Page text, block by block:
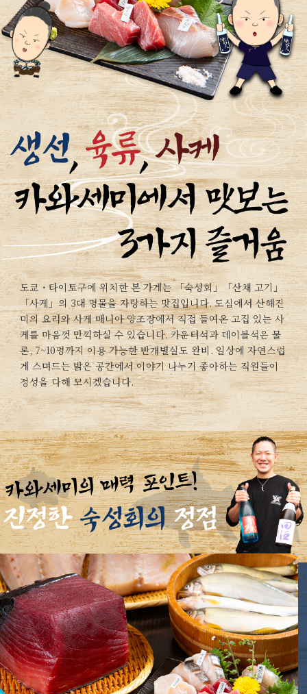
도쿄・타이토구에 위치한 본 가게는 「숙성회」「산채 고기」
「사케」의 3대 명물을 자랑하는 맛집입니다. 도심에서 산해진
미의 요리와 사케 매니아 양조장에서 직접 들여온 고집 있는 사
케를 마음껏 만끽하실 수 있습니다. 카운터석과 테이블석은 물
론, 7~10명까지 이용 가능한 반개별실도 완비. 일상에 자연스럽
게 스며드는 밝은 공간에서 이야기 나누기 좋아하는 직원들이
정성을 다해 모시겠습니다.